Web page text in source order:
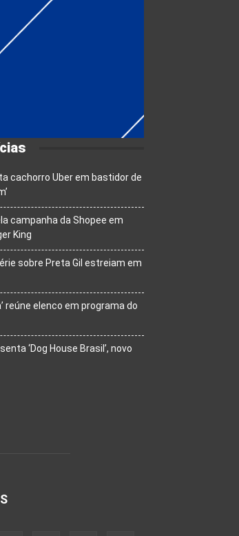
cachorro Uber em bastidor de
campanha da Shopee em
King
sobre Preta Gil estreiam em
reúne elenco em programa do
‘Dog House Brasil’, novo